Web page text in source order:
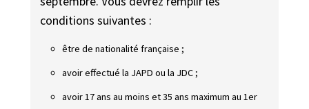
conditions suivantes :
être de nationalité française ;
avoir effectué la JAPD ou la JDC ;
avoir 17 ans au moins et 35 ans maximum au 1er